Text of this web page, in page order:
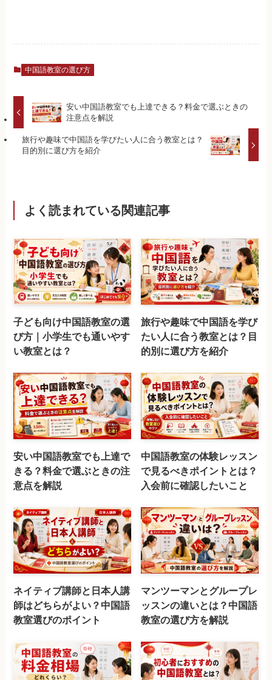
中国語教室の選び方
安い中国語教室でも上達できる？料金で選ぶときの
注意点を解説
旅行や趣味で中国語を学びたい人に合う教室とは？
目的別に選び方を紹介
よく読まれている関連記事
子ども向け中国語教室の選
び方｜小学生でも通いやす
い教室とは？
旅行や趣味で中国語を学び
たい人に合う教室とは？目
的別に選び方を紹介
安い中国語教室でも上達で
きる？料金で選ぶときの注
意点を解説
中国語教室の体験レッスン
で見るべきポイントとは？
入会前に確認したいこと
ネイティブ講師と日本人講
師はどちらがよい？中国語
教室選びのポイント
マンツーマンとグループレ
ッスンの違いとは？中国語
教室の選び方を解説